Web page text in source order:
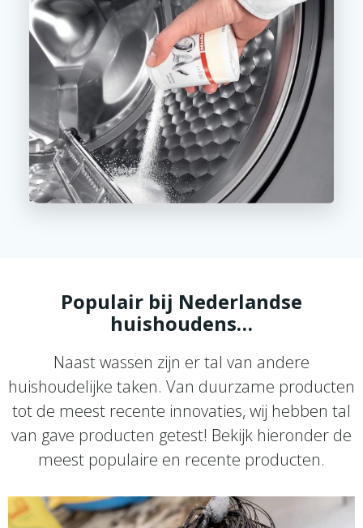
Populair bij Nederlandse
huishoudens…
Naast wassen zijn er tal van andere
huishoudelijke taken. Van duurzame producten
tot de meest recente innovaties, wij hebben tal
van gave producten getest! Bekijk hieronder de
meest populaire en recente producten.